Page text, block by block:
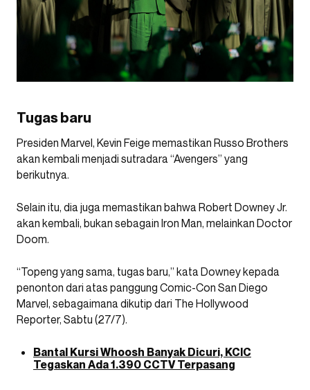
Tugas baru
Presiden Marvel, Kevin Feige memastikan Russo Brothers
akan kembali menjadi sutradara “Avengers” yang
berikutnya.
Selain itu, dia juga memastikan bahwa Robert Downey Jr.
akan kembali, bukan sebagain Iron Man, melainkan Doctor
Doom.
“Topeng yang sama, tugas baru,” kata Downey kepada
penonton dari atas panggung Comic-Con San Diego
Marvel, sebagaimana dikutip dari The Hollywood
Reporter, Sabtu (27/7).
Bantal Kursi Whoosh Banyak Dicuri, KCIC
Tegaskan Ada 1.390 CCTV Terpasang